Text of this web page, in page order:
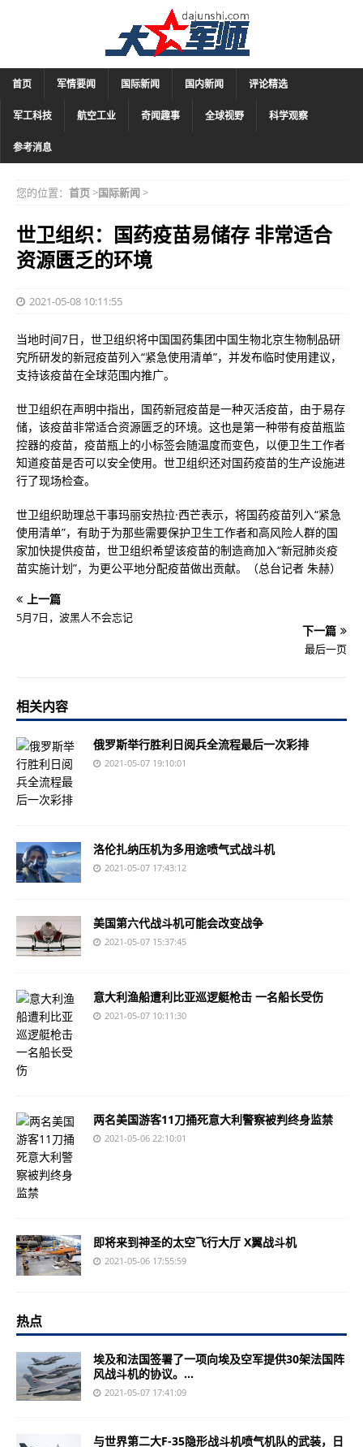
首页 军情要闻 国际新闻 国内新闻 评论精选
军工科技 航空工业 奇闻趣事 全球视野 科学观察
参考消息
您的位置： 首页>国际新闻>
世卫组织：国药疫苗易储存 非常适合
资源匮乏的环境
2021-05-08 10:11:55
当地时间7日，世卫组织将中国国药集团中国生物北京生物制品研
究所研发的新冠疫苗列入“紧急使用清单”，并发布临时使用建议，
支持该疫苗在全球范围内推广。
世卫组织在声明中指出，国药新冠疫苗是一种灭活疫苗，由于易存
储，该疫苗非常适合资源匮乏的环境。这也是第一种带有疫苗瓶监
控器的疫苗，疫苗瓶上的小标签会随温度而变色，以便卫生工作者
知道疫苗是否可以安全使用。世卫组织还对国药疫苗的生产设施进
行了现场检查。
世卫组织助理总干事玛丽安热拉·西芒表示，将国药疫苗列入“紧急
使用清单”，有助于为那些需要保护卫生工作者和高风险人群的国
家加快提供疫苗，世卫组织希望该疫苗的制造商加入“新冠肺炎疫
苗实施计划”，为更公平地分配疫苗做出贡献。（总台记者 朱赫）
上一篇
5月7日，波黑人不会忘记
下一篇
最后一页
相关内容
俄罗斯举行胜利日阅兵全流程最后一次彩排
2021-05-07 19:10:01
洛伦扎纳压机为多用途喷气式战斗机
2021-05-07 17:43:12
美国第六代战斗机可能会改变战争
2021-05-07 15:37:45
意大利渔船遭利比亚巡逻艇枪击 一名船长受伤
2021-05-07 10:11:30
两名美国游客11刀捅死意大利警察被判终身监禁
2021-05-06 22:10:01
即将来到神圣的太空飞行大厅 X翼战斗机
2021-05-06 17:55:59
热点
埃及和法国签署了一项向埃及空军提供30架法国阵
风战斗机的协议。...
2021-05-07 17:41:09
与世界第二大F-35隐形战斗机喷气机队的武装，日